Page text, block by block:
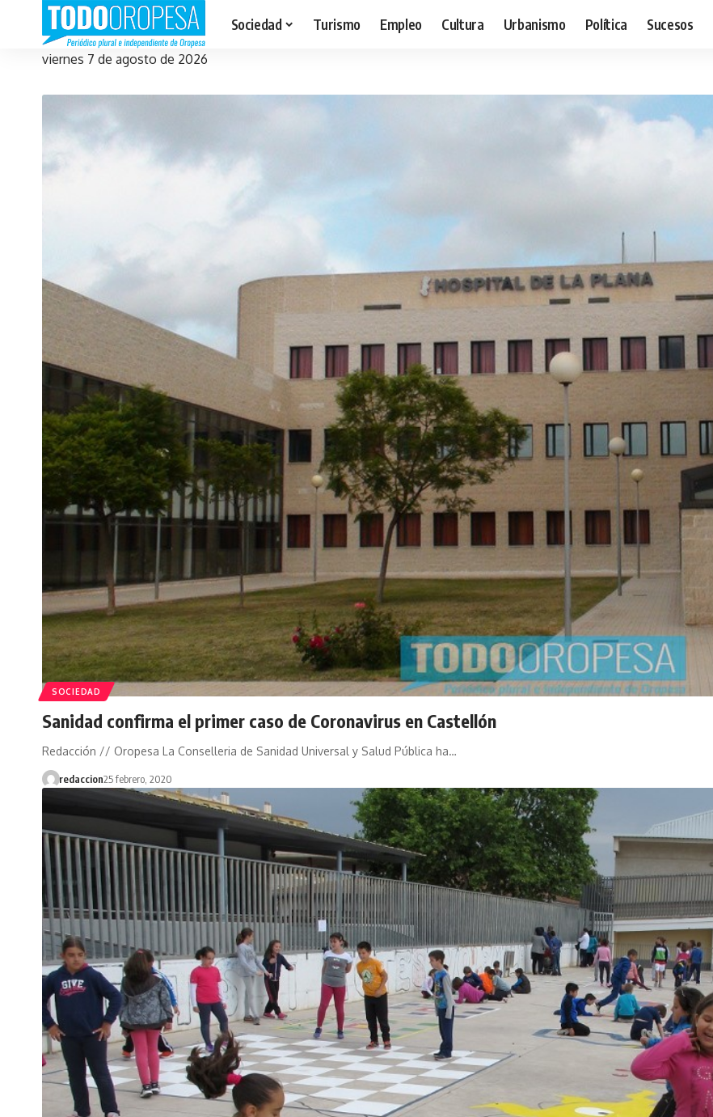
Sociedad Turismo Empleo Cultura Urbanismo Política Sucesos
viernes 7 de agosto de 2026
SOCIEDAD
Sanidad confirma el primer caso de Coronavirus en Castellón
Redacción // Oropesa La Conselleria de Sanidad Universal y Salud Pública ha…
redaccion25 febrero, 2020